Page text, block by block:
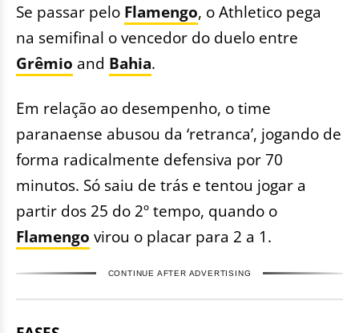
Se passar pelo Flamengo, o Athletico pega
na semifinal o vencedor do duelo entre
Grêmio and Bahia.
Em relação ao desempenho, o time
paranaense abusou da ‘retranca’, jogando de
forma radicalmente defensiva por 70
minutos. Só saiu de trás e tentou jogar a
partir dos 25 do 2º tempo, quando o
Flamengo virou o placar para 2 a 1.
CONTINUE AFTER ADVERTISING